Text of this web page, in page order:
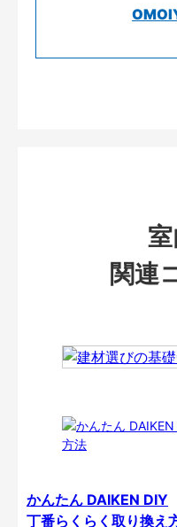
関連
かんたん DAIKEN DIY
丁番らくらく取り換え